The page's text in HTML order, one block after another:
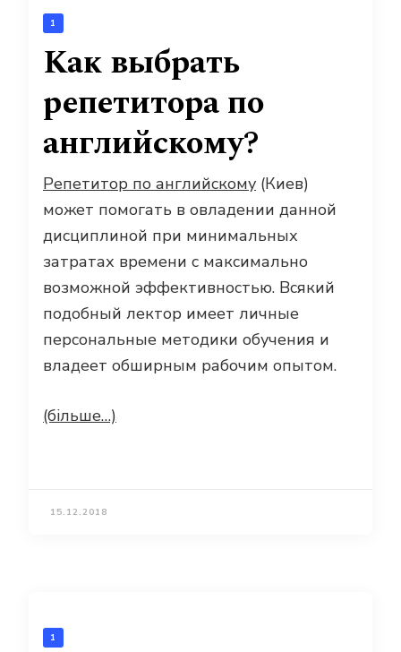
1
Как выбрать
репетитора по
английскому?
Репетитор по английскому (Киев)
может помогать в овладении данной
дисциплиной при минимальных
затратах времени с максимально
возможной эффективностью. Всякий
подобный лектор имеет личные
персональные методики обучения и
владеет обширным рабочим опытом.
(більше…)
15.12.2018
1